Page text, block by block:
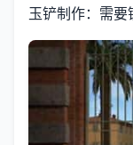
玉铲制作：需要